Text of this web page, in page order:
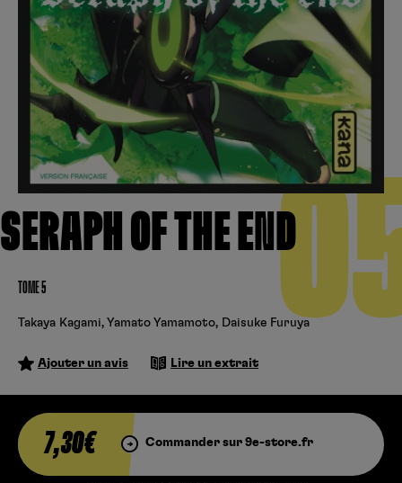
SERAPH OF THE END
TOME 5
Takaya Kagami, Yamato Yamamoto, Daisuke Furuya
Ajouter un avis Lire un extrait
7,30€ Commander sur 9e-store.fr
Cultura
Kobo
Se connecter S’inscrire
Hunter x Hunter
Fire Force
Black Butler